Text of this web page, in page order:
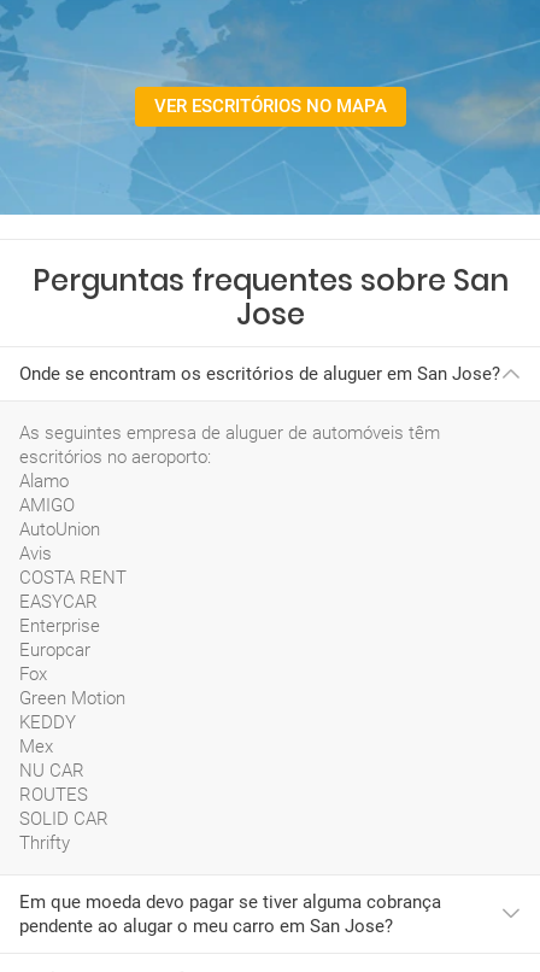
VER ESCRITÓRIOS NO MAPA
Perguntas frequentes sobre San
Jose
Onde se encontram os escritórios de aluguer em San Jose?
As seguintes empresa de aluguer de automóveis têm
escritórios no aeroporto:
Alamo
AMIGO
AutoUnion
Avis
COSTA RENT
EASYCAR
Enterprise
Europcar
Fox
Green Motion
KEDDY
Mex
NU CAR
ROUTES
SOLID CAR
Thrifty
Em que moeda devo pagar se tiver alguma cobrança
pendente ao alugar o meu carro em San Jose?